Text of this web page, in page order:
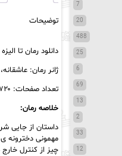
توضیحات
دانلود رمان تا
ژانر رمان:
تعداد صفحات: ۲۷۲۰
خلاصه رمان:
داستان از جایی
مهمونی دخترونه
چیز از کنترل
7
20
488
25
6
69
13
2
33
12